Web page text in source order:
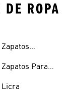
DE ROPA
Zapatos
Zapatos Para
Licra